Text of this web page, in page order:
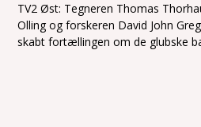
TV2 Øst: Tegneren Thomas
Olling og forskeren David John
skabt fortællingen om de glubske